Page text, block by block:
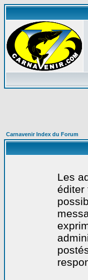
Carnavenir Index du Forum
Les
éditer